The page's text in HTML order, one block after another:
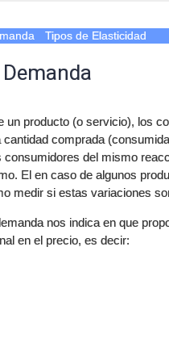
Tipos de Elasticidad
un producto (o servicio), los
comprada
del mismo
El en caso de algunos
medir si estas variaciones
nos indica en que
en el precio, es decir: